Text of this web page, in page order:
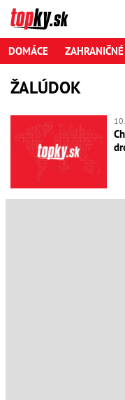
DOMÁCE ZAHRANIČNÉ
ŽALÚDOK